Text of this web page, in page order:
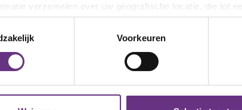
verzamelen over uw geografische locatie, die tot
identificeren door het actief te scannen op
over hoe uw persoonlijke gegevens worden verwerkt en
op elk moment wijzigen of intrekken in de
te analyseren. Ook delen we informatie over uw
Voorkeuren